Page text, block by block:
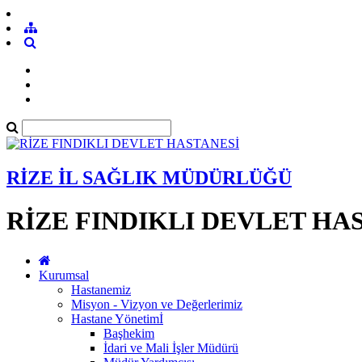
RİZE İL SAĞLIK MÜDÜRLÜĞÜ
RİZE FINDIKLI DEVLET
Kurumsal
Hastanemiz
Misyon - Vizyon ve Değerlerimiz
Hastane Yönetimİ
Başhekim
İdari ve Mali İşler Müdürü